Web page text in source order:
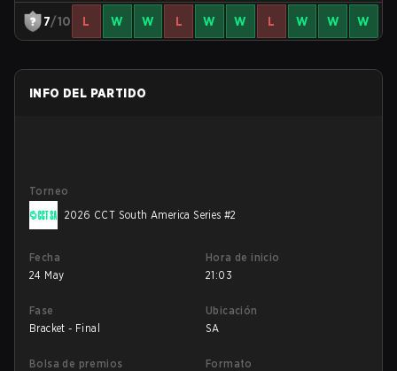
7/10 L W W L W W L W W W
INFO DEL PARTIDO
Torneo
2026 CCT South America Series #2
Fecha
24 May
Hora de inicio
21:03
Fase
Bracket - Final
Ubicación
SA
Bolsa de premios
Formato